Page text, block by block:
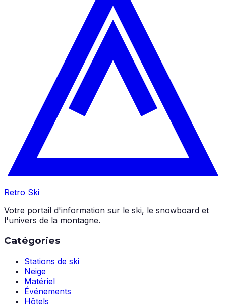
Retro Ski
Votre portail d'information sur le ski, le snowboard et
l'univers de la montagne.
Catégories
Stations de ski
Neige
Matériel
Événements
Hôtels